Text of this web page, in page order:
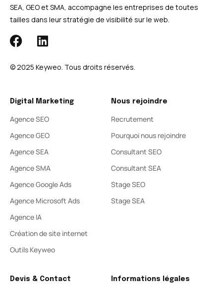
SEA, GEO et SMA, accompagne les entreprises de toutes
tailles dans leur stratégie de visibilité sur le web.
© 2025 Keyweo. Tous droits réservés.​
Digital Marketing
Agence SEO
Agence GEO
Agence SEA
Agence SMA
Agence Google Ads
Agence Microsoft Ads
Agence IA
Création de site internet
Outils Keyweo
Nous rejoindre
Recrutement
Pourquoi nous rejoindre
Consultant SEO
Consultant SEA
Stage SEO
Stage SEA
Devis & Contact Informations légales